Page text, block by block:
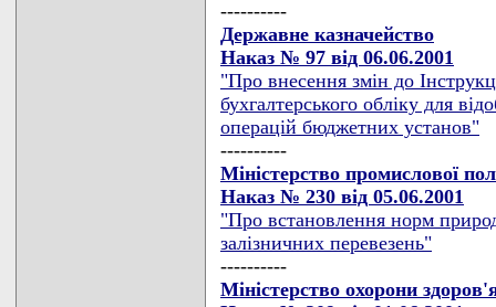
----------
Державне казначейство
Наказ № 97 від 06.06.2001
"Про внесення змін до
бухгалтерського обліку для
операцій бюджетних установ"
----------
Міністерство промислової
Наказ № 230 від 05.06.2001
"Про встановлення норм
залізничних перевезень"
----------
Міністерство охорони